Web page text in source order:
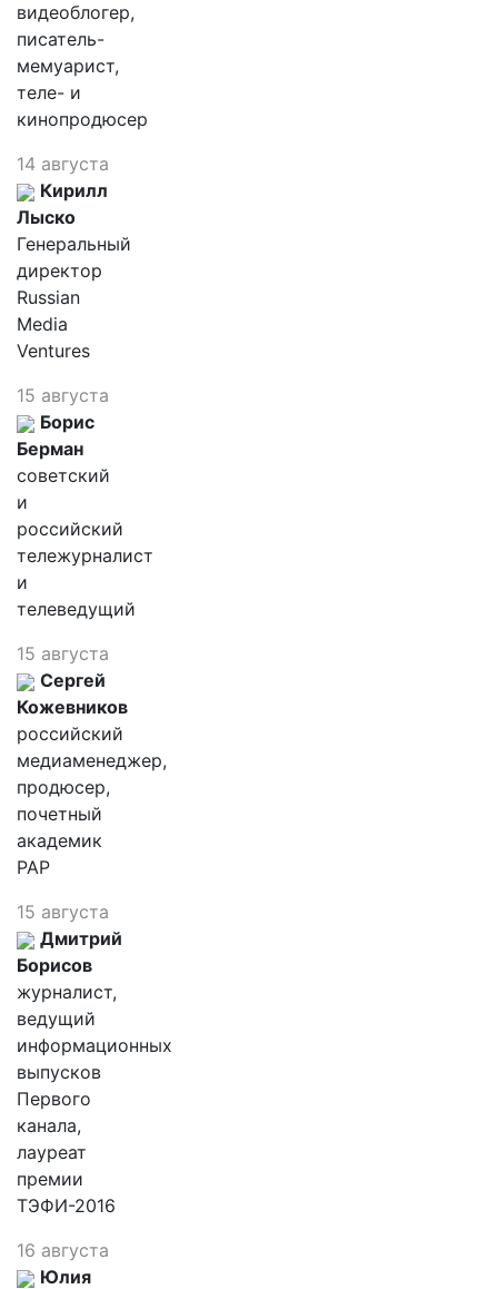
видеоблогер,
писатель-
мемуарист,
теле- и
кинопродюсер
14 августа
Кирилл
Лыско
Генеральный
директор
Russian
Media
Ventures
15 августа
Борис
Берман
советский
и
российский
тележурналист
и
телеведущий
15 августа
Сергей
Кожевников
российский
медиаменеджер,
продюсер,
почетный
академик
РАР
15 августа
Дмитрий
Борисов
журналист,
ведущий
информационных
выпусков
Первого
канала,
лауреат
премии
ТЭФИ-2016
16 августа
Юлия